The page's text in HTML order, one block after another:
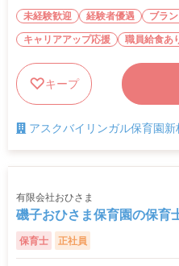
未経験歓迎 経験者優遇 ブラ
キャリアアップ応援
職員給食あ
キープ
アスクバイリンガル保育園新
有限会社おひさま
磯子おひさま保育園の保育
保育士 正社員